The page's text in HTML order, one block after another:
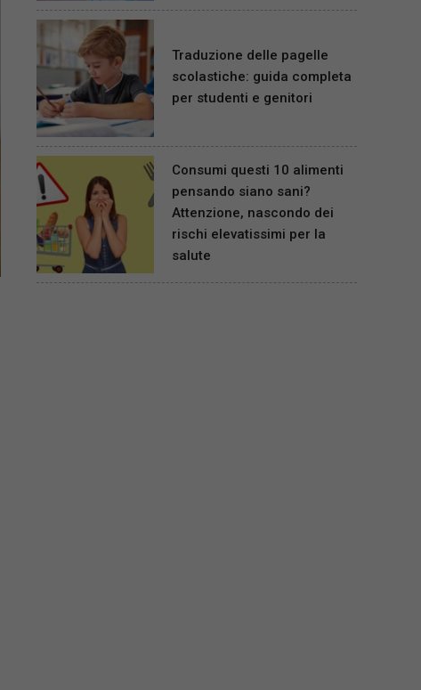
Traduzione delle pagelle
scolastiche: guida completa
per studenti e genitori
Consumi questi 10 alimenti
pensando siano sani?
Attenzione, nascondo dei
rischi elevatissimi per la
salute